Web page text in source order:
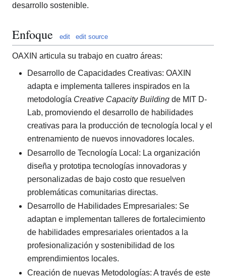
desarrollo sostenible.
Enfoque edit edit source
OAXIN articula su trabajo en cuatro áreas:
Desarrollo de Capacidades Creativas: OAXIN
adapta e implementa talleres inspirados en la
metodología Creative Capacity Building de MIT D-
Lab, promoviendo el desarrollo de habilidades
creativas para la producción de tecnología local y el
entrenamiento de nuevos innovadores locales.
Desarrollo de Tecnología Local: La organización
diseña y prototipa tecnologías innovadoras y
personalizadas de bajo costo que resuelven
problemáticas comunitarias directas.
Desarrollo de Habilidades Empresariales: Se
adaptan e implementan talleres de fortalecimiento
de habilidades empresariales orientados a la
profesionalización y sostenibilidad de los
emprendimientos locales.
Creación de nuevas Metodologías: A través de este